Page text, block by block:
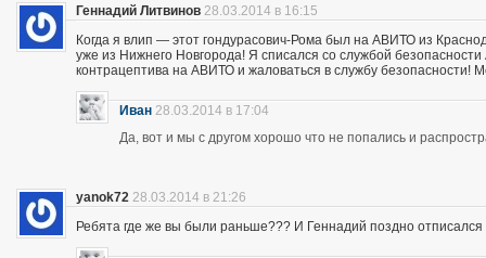
Геннадий Литвинов 28.03.2014 в 16:15
Когда я влип — этот гондурасович-Рома был на АВИТО из
уже из Нижнего Новгорода! Я списался со службой
контрацептива на АВИТО и жаловаться в службу безопасности!
Иван 28.03.2014 в 17:04
Да, вот и мы с другом хорошо что не попались и
yanok72 28.03.2014 в 21:26
Ребята где же вы были раньше??? И Геннадий поздно